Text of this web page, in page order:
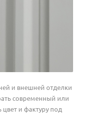
и внешней отделки
современный или
и фактуру под